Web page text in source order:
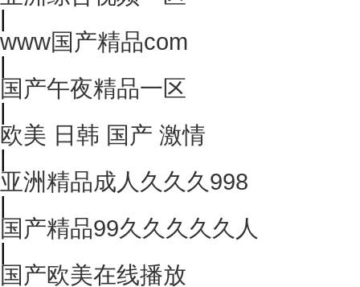
|
www国产精品com
|
国产午夜精品一区
|
欧美 日韩 国产 激情
|
亚洲精品成人久久久998
|
国产精品99久久久久久人
|
国产欧美在线播放